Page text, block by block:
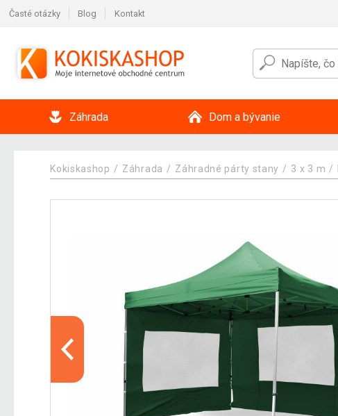
Časté otázky Blog Kontakt
Záhrada Dom a bývanie
Kokiskashop Záhrada Záhradné párty stany 3 x 3 m